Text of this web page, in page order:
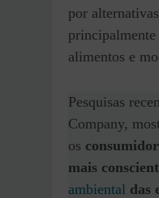
por
alimentos e
Pesquisas
Company,
os
mais
ambiental das